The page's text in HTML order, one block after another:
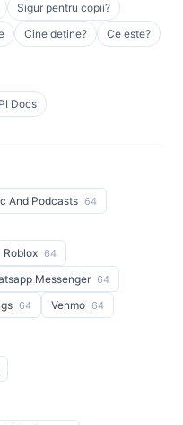
Sigur pentru copii?
Cine deține?
Ce este?
Docs
And Podcasts 64
Roblox 64
Messenger 64
64 Venmo 64